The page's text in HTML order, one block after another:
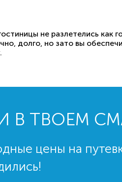
не разлетелись как
долго, но зато вы
В ТВОЕМ
цены на